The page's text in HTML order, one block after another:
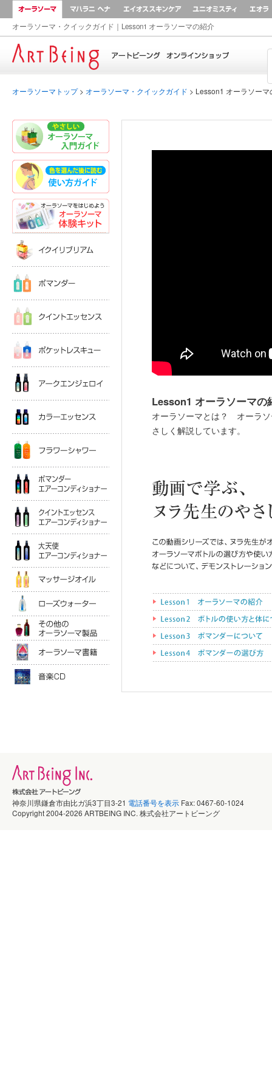
オーラソーマ・クイックガイド｜Lesson1 オーラソーマの紹介
オーラソーマ マハラニ ヘナ AEOS ユニ
オーラソーマトップ> オーラソーマ・クイックガイド > Lesson1 オーラソーマ
Lesson1 オーラソーマの
オーラソーマとは？ オーラソ
さしく解説しています。
アークエンジェロイ
カラーエッセンス
フラワーシャワー
クイントエッセンスエアコンディショナー
大天使エアコンディショナー
マッサージオイル
ローズウォータ
その他のオーラソーマ製品
オーラソーマ書籍
神奈川県鎌倉市由比ガ浜3丁目3-21 電話番号を表示 Fax: 0467-60-1024
Copyright 2004-2026 ARTBEING INC. 株式会社アートビーング